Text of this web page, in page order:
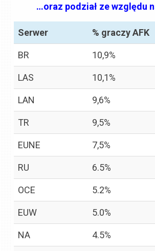
…oraz podział ze względu
Serwer % graczy AFK
BR 10,9%
LAS 10,1%
LAN 9,6%
TR 9,5%
EUNE 7,5%
RU 6.5%
OCE 5.2%
EUW 5.0%
NA 4.5%